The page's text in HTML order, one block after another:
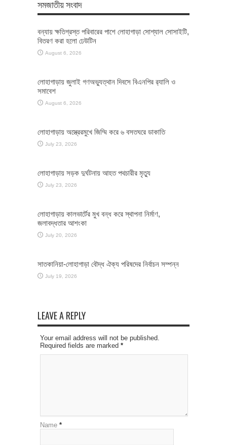
সমজাতীয় সংবাদ
বন্যায় ক্ষতিগ্রস্ত পরিবারের পাশে লোহাগাড়া সোশ্যাল সোসাইটি,
বিতরণ করা হলো ঢেউটিন
August 6, 2026
লোহাগাড়ায় জুলাই গণঅভ্যুত্থান দিবসে বিএনপির র‌্যালি ও
সমাবেশ
August 6, 2026
লোহাগাড়ায় অস্ত্রেরমুখে জিম্মি করে ৬ বসতঘরে ডাকাতি
July 23, 2026
লোহাগাড়ায় সড়ক দুর্ঘটনায় আহত পথচারীর মৃত্যু
July 23, 2026
লোহাগাড়ায় কালভার্টের মুখ বন্ধ করে স্থাপনা নির্মাণ,
জলাবদ্ধতার আশংকা
July 20, 2026
সাতকানিয়া-লোহাগাড়া বৌদ্ধ ঐক্য পরিষদের নির্বাচন সম্পন্ন
July 19, 2026
LEAVE A REPLY
Your email address will not be published.
Required fields are marked *
Name *